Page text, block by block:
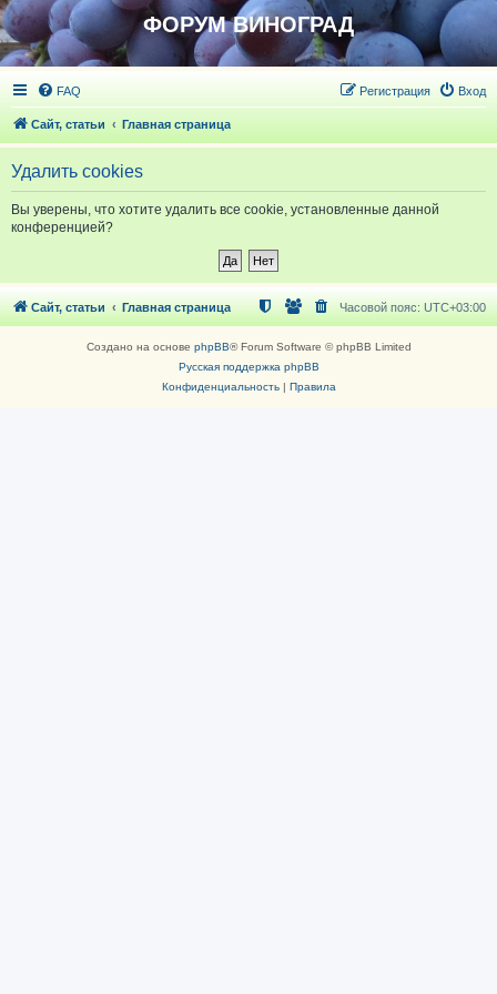
ФОРУМ ВИНОГРАД
FAQ Вход
Регистрация
Сайт, статьи Главная страница
Удалить cookies
Вы уверены, что хотите удалить все cookie, установленные данной
конференцией?
Сайт, статьи Главная страница Часовой пояс: UTC+03:00
Создано на основе phpBB® Forum Software © phpBB Limited
Русская поддержка phpBB
Конфиденциальность| Правила